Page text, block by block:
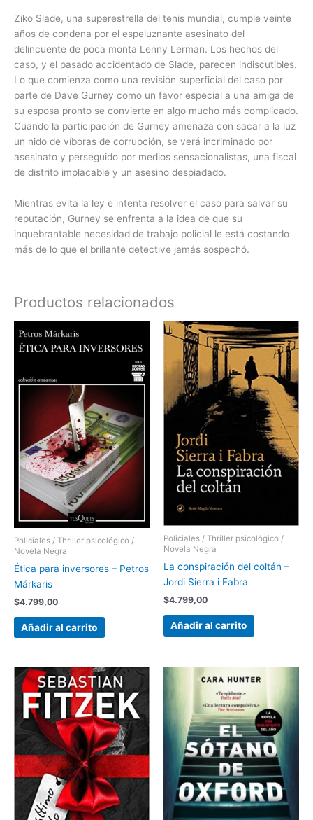
Ziko Slade, una superestrella del tenis mundial, cumple veinte
años de condena por el espeluznante asesinato del
delincuente de poca monta Lenny Lerman. Los hechos del
caso, y el pasado accidentado de Slade, parecen indiscutibles.
Lo que comienza como una revisión superficial del caso por
parte de Dave Gurney como un favor especial a una amiga de
su esposa pronto se convierte en algo mucho más complicado.
Cuando la participación de Gurney amenaza con sacar a la luz
un nido de víboras de corrupción, se verá incriminado por
asesinato y perseguido por medios sensacionalistas, una fiscal
de distrito implacable y un asesino despiadado.
Mientras evita la ley e intenta resolver el caso para salvar su
reputación, Gurney se enfrenta a la idea de que su
inquebrantable necesidad de trabajo policial le está costando
más de lo que el brillante detective jamás sospechó.
Productos relacionados
Policiales / Thriller psicológico /
Novela Negra
Ética para inversores – Petros
Márkaris
$4.799,00
Añadir al carrito
Policiales / Thriller psicológico /
Novela Negra
La conspiración del coltán –
Jordi Sierra i Fabra
$4.799,00
Añadir al carrito